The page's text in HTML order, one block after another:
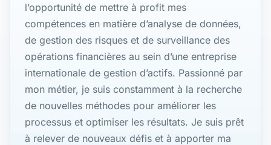
l’opportunité de mettre à profit mes
compétences en matière d’analyse de données,
de gestion des risques et de surveillance des
opérations financières au sein d’une entreprise
internationale de gestion d’actifs. Passionné par
mon métier, je suis constamment à la recherche
de nouvelles méthodes pour améliorer les
processus et optimiser les résultats. Je suis prêt
à relever de nouveaux défis et à apporter ma